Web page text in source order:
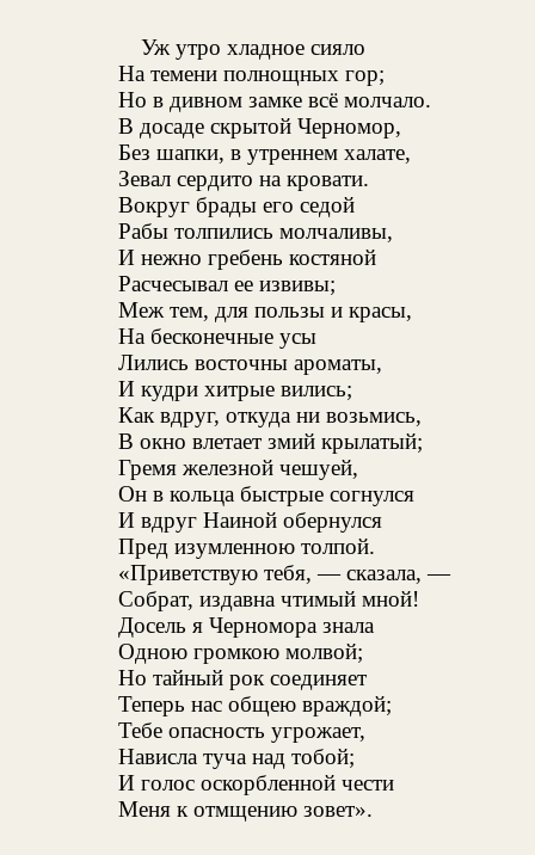
Уж утро хладное сияло
На темени полнощных гор;
Но в дивном замке всё молчало.
В досаде скрытой Черномор,
Без шапки, в утреннем халате,
Зевал сердито на кровати.
Вокруг брады его седой
Рабы толпились молчаливы,
И нежно гребень костяной
Расчесывал ее извивы;
Меж тем, для пользы и красы,
На бесконечные усы
Лились восточны ароматы,
И кудри хитрые вились;
Как вдруг, откуда ни возьмись,
В окно влетает змий крылатый;
Гремя железной чешуей,
Он в кольца быстрые согнулся
И вдруг Наиной обернулся
Пред изумленною толпой.
«Приветствую тебя, — сказала, —
Собрат, издавна чтимый мной!
Досель я Черномора знала
Одною громкою молвой;
Но тайный рок соединяет
Теперь нас общею враждой;
Тебе опасность угрожает,
Нависла туча над тобой;
И голос оскорбленной чести
Меня к отмщению зовет».